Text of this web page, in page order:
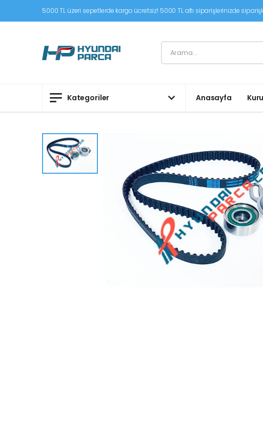
5000 TL üzeri sepetlerde kargo ücretsiz! 5000 TL altı siparişlerinizde
Kategoriler Anasayfa